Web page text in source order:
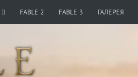
FABLE 2 FABLE 3 ГАЛЕРЕЯ